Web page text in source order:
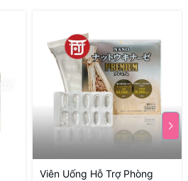
Viên Uống Hỗ Trợ Phòng